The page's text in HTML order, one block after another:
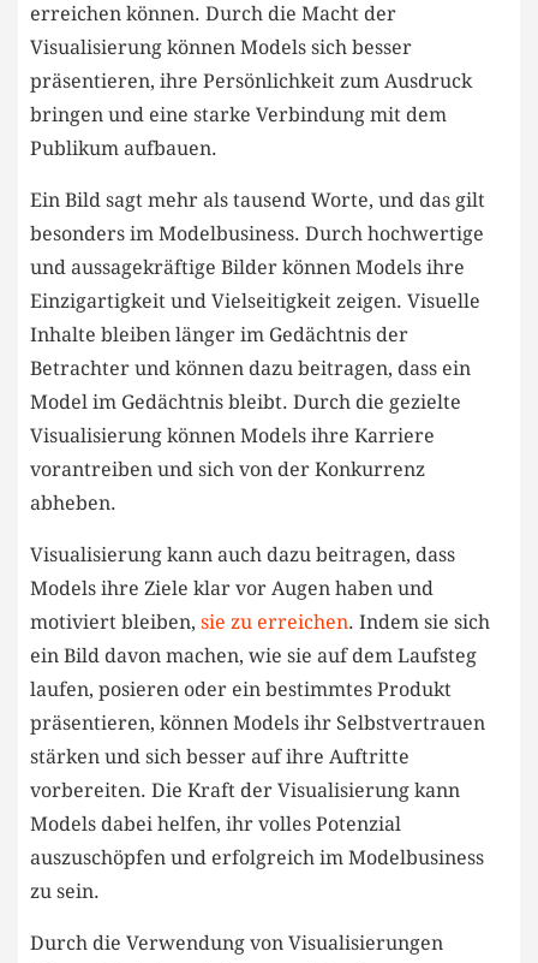
erreichen​ können. Durch die Macht der
Visualisierung können Models sich besser
präsentieren, ihre⁢ Persönlichkeit zum Ausdruck
bringen und ⁢eine​ starke Verbindung mit dem
Publikum aufbauen.
Ein Bild sagt mehr als tausend Worte, und​ das gilt
besonders ⁣im Modelbusiness. Durch ‌hochwertige
und aussagekräftige Bilder können⁤ Models ihre
Einzigartigkeit ‍und Vielseitigkeit zeigen. Visuelle
Inhalte ‍bleiben länger im Gedächtnis der‌
Betrachter und können dazu beitragen, dass ein
Model im Gedächtnis bleibt. Durch die gezielte
Visualisierung können Models ihre Karriere
vorantreiben ‍und sich von der Konkurrenz
abheben.
Visualisierung kann auch dazu beitragen, dass
Models ⁤ihre Ziele klar vor Augen haben und
motiviert bleiben, ‍ sie zu erreichen. Indem sie sich
ein Bild‍ davon machen, wie sie auf dem Laufsteg
laufen, posieren oder ⁢ein bestimmtes Produkt
präsentieren, können ​Models ihr Selbstvertrauen​
stärken und sich besser ⁣auf ihre Auftritte
vorbereiten. Die Kraft⁢ der Visualisierung kann
Models dabei​ helfen, ihr volles ‍Potenzial
auszuschöpfen und erfolgreich im Modelbusiness
zu sein.
Durch die Verwendung von Visualisierungen